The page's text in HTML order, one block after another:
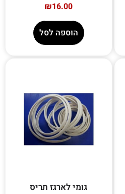
₪16.00
הוספה לסל
גומי לארגז תריס